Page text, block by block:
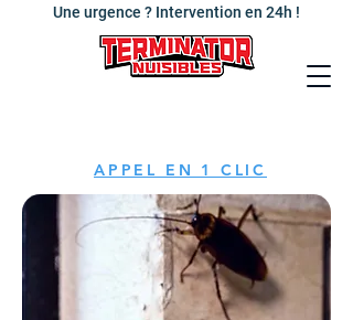
Une urgence ? Intervention en 24h !
APPEL EN 1 CLIC